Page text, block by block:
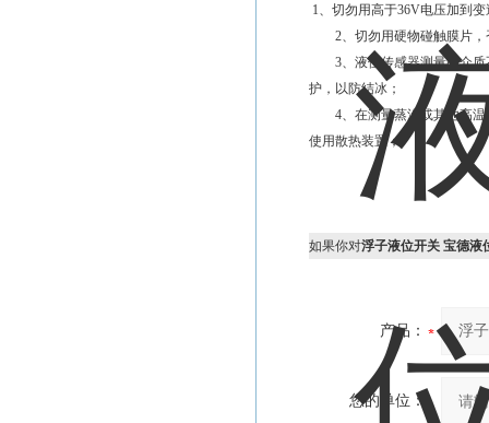
1、切勿用高于36V电压加到
2、切勿用硬物碰触膜片，
3、液位传感器测量的介质
护，以防结冰；
4、在测量蒸汽或其他高温
使用散热装置；
如果你对浮子液位开关 宝德液
产品：
您的单位：